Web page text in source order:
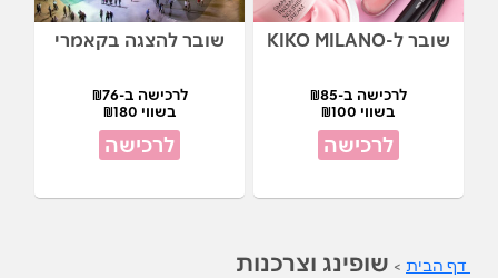
שובר ל-KIKO MILANO
לרכישה ב-₪85
בשווי ₪100
לרכישה
שובר להצגה בקאמרי
לרכישה ב-₪76
בשווי ₪180
לרכישה
דף הבית > שופינג וצרכנות